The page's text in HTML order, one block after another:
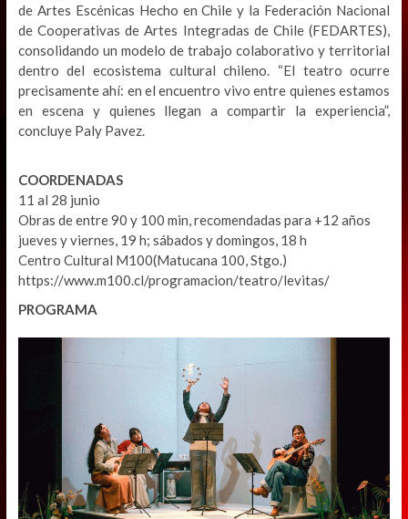
de Artes Escénicas Hecho en Chile y la Federación Nacional
de Cooperativas de Artes Integradas de Chile (FEDARTES),
consolidando un modelo de trabajo colaborativo y territorial
dentro del ecosistema cultural chileno. “El teatro ocurre
precisamente ahí: en el encuentro vivo entre quienes estamos
en escena y quienes llegan a compartir la experiencia”,
concluye Paly Pavez.
COORDENADAS
11 al 28 junio
Obras de entre 90 y 100 min, recomendadas para +12 años
jueves y viernes, 19 h; sábados y domingos, 18 h
Centro Cultural M100(Matucana 100, Stgo.)
https://www.m100.cl/programacion/teatro/levitas/
PROGRAMA